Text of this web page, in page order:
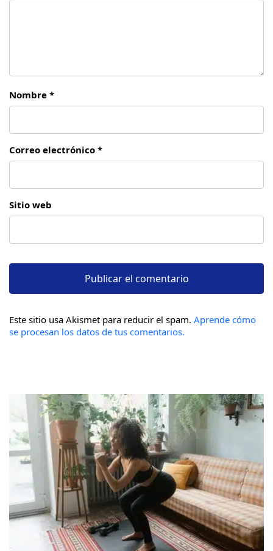
Nombre *
Correo electrónico *
Sitio web
Este sitio usa Akismet para reducir el spam. Aprende cómo
se procesan los datos de tus comentarios.